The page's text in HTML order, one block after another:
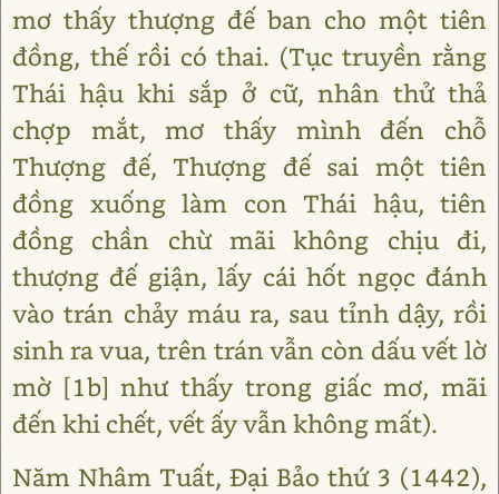
mơ thấy thượng đế ban cho một tiên
đồng, thế rồi có thai. (Tục truyền rằng
Thái hậu khi sắp ở cữ, nhân thử thả
chợp mắt, mơ thấy mình đến chỗ
Thượng đế, Thượng đế sai một tiên
đồng xuống làm con Thái hậu, tiên
đồng chần chừ mãi không chịu đi,
thượng đế giận, lấy cái hốt ngọc đánh
vào trán chảy máu ra, sau tỉnh dậy, rồi
sinh ra vua, trên trán vẫn còn dấu vết lờ
mờ [1b] như thấy trong giấc mơ, mãi
đến khi chết, vết ấy vẫn không mất).
Năm Nhâm Tuất, Đại Bảo thứ 3 (1442),